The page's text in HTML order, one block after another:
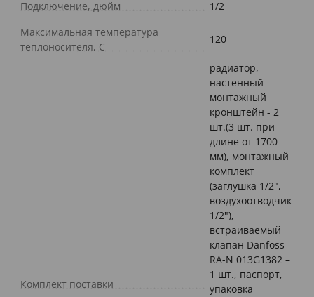
Подключение, дюйм
1/2
Максимальная температура
теплоносителя, С
120
Комплект поставки
радиатор,
настенный
монтажный
кронштейн - 2
шт.(3 шт. при
длине от 1700
мм), монтажный
комплект
(заглушка 1/2",
воздухоотводчик
1/2"),
встраиваемый
клапан Danfoss
RA-N 013G1382 –
1 шт., паспорт,
упаковка